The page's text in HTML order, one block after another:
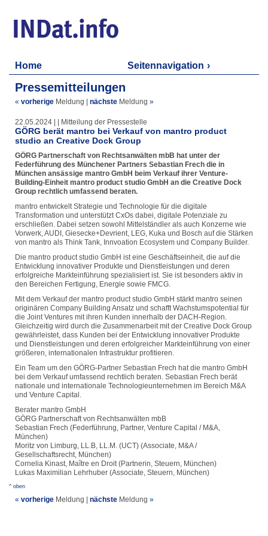
Home Seitennavigation
Pressemitteilungen
« vorherige Meldung nächste Meldung »
22.05.2024 | | Mitteilung der Pressestelle
GÖRG berät mantro bei Verkauf von mantro product
studio an Creative Dock Group
GÖRG Partnerschaft von Rechtsanwälten mbB hat unter der
Federführung des Münchener Partners Sebastian Frech die in
München ansässige mantro GmbH beim Verkauf ihrer Venture-
Building-Einheit mantro product studio GmbH an die Creative Dock
Group rechtlich umfassend beraten.
mantro entwickelt Strategie und Technologie für die digitale
Transformation und unterstützt CxOs dabei, digitale Potenziale zu
erschließen. Dabei setzen sowohl Mittelständler als auch Konzerne wie
Vorwerk, AUDI, Giesecke+Devrient, LEG, Kuka und Bosch auf die Stärken
von mantro als Think Tank, Innvoation Ecosystem und Company Builder.
Die mantro product studio GmbH ist eine Geschäftseinheit, die auf die
Entwicklung innovativer Produkte und Dienstleistungen und deren
erfolgreiche Markteinführung spezialisiert ist. Sie ist besonders aktiv in
den Bereichen Fertigung, Energie sowie FMCG.
Mit dem Verkauf der mantro product studio GmbH stärkt mantro seinen
originären Company Building Ansatz und schafft Wachstumspotential für
die Joint Ventures mit ihren Kunden innerhalb der DACH-Region.
Gleichzeitig wird durch die Zusammenarbeit mit der Creative Dock Group
gewährleistet, dass Kunden bei der Entwicklung innovativer Produkte
und Dienstleistungen und deren erfolgreicher Markteinführung von einer
größeren, internationalen Infrastruktur profitieren.
Ein Team um den GÖRG-Partner Sebastian Frech hat die mantro GmbH
bei dem Verkauf umfassend rechtlich beraten. Sebastian Frech berät
nationale und internationale Technologieunternehmen im Bereich M&A
und Venture Capital.
Berater mantro GmbH
GÖRG Partnerschaft von Rechtsanwälten mbB
Sebastian Frech (Federführung, Partner, Venture Capital / M&A,
München)
Moritz von Limburg, LL.B, LL.M. (UCT) (Associate, M&A /
Gesellschaftsrecht, München)
Cornelia Kinast, Maître en Droit (Partnerin, Steuern, München)
Lukas Maximilian Lehrhuber (Associate, Steuern, München)
^ oben
« vorherige Meldung nächste Meldung »